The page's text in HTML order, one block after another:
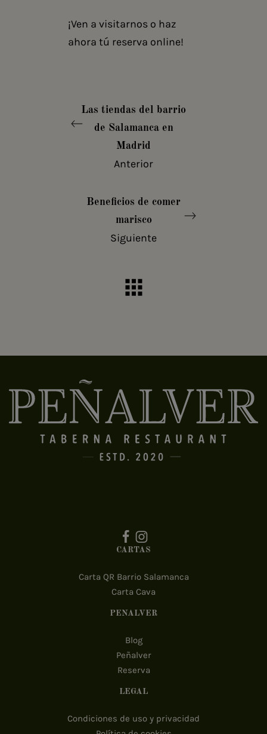
¡Ven a visitarnos o haz
ahora tú reserva online!
Las tiendas del barrio
de Salamanca en
Madrid
Anterior
Beneficios de comer
marisco
Siguiente
CARTAS
Carta QR Barrio Salamanca
Carta Cava
PEÑALVER
Blog
Peñalver
Reserva
LEGAL
Condiciones de uso y privacidad